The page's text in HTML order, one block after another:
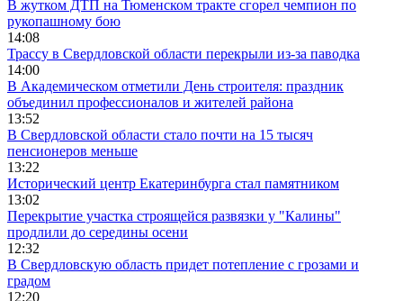
В жутком ДТП на Тюменском тракте сгорел чемпион по
рукопашному бою
14:08
Трассу в Свердловской области перекрыли из-за паводка
14:00
В Академическом отметили День строителя: праздник
объединил профессионалов и жителей района
13:52
В Свердловской области стало почти на 15 тысяч
пенсионеров меньше
13:22
Исторический центр Екатеринбурга стал памятником
13:02
Перекрытие участка строящейся развязки у "Калины"
продлили до середины осени
12:32
В Свердловскую область придет потепление с грозами и
градом
12:20